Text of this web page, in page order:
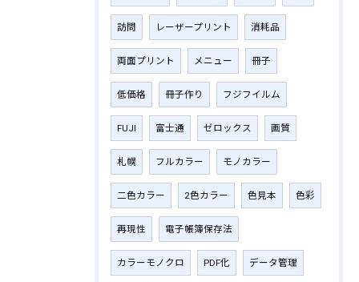
訪問 レーザープリント 消耗品
両面プリント メニュー 冊子
低価格 冊子作り フジフイルム
FUJI 富士通 ゼロックス 画質
札幌 フルカラー モノカラー
二色カラー 2色カラー 色見本 色彩
再現性 電子帳簿保存法
カラーモノクロ PDF化 データ管理